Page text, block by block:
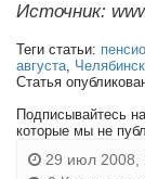
Источник:
Теги статьи:
августа, Челябинск
Статья
Подписывайтесь
которые мы не
29 июл 2008,